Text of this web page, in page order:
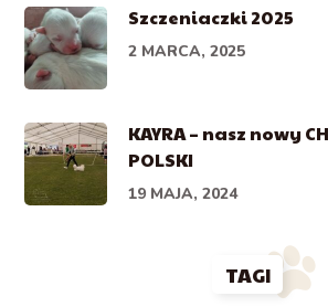
Szczeniaczki 2025
2 MARCA, 2025
KAYRA – nasz nowy
POLSKI
19 MAJA, 2024
TAGI